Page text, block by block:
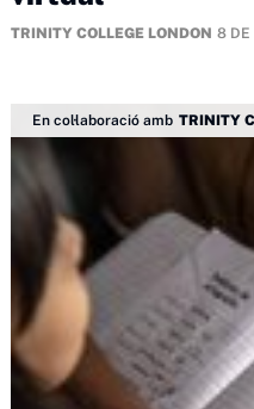
TRINITY COLLEGE LONDON 8 DE
En col·laboració amb TRINITY